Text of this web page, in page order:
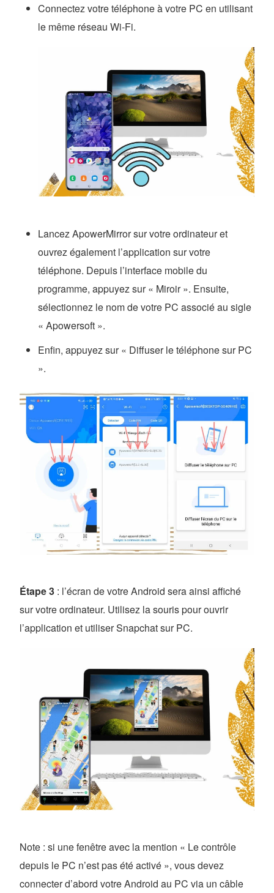
Connectez votre téléphone à votre PC en utilisant
le même réseau Wi-Fi.
Lancez ApowerMirror sur votre ordinateur et
ouvrez également l’application sur votre
téléphone. Depuis l’interface mobile du
programme, appuyez sur « Miroir ». Ensuite,
sélectionnez le nom de votre PC associé au sigle
« Apowersoft ».
Enfin, appuyez sur « Diffuser le téléphone sur PC
».
Étape 3 : l’écran de votre Android sera ainsi affiché
sur votre ordinateur. Utilisez la souris pour ouvrir
l’application et utiliser Snapchat sur PC.
Note : si une fenêtre avec la mention « Le contrôle
depuis le PC n’est pas été activé », vous devez
connecter d’abord votre Android au PC via un câble